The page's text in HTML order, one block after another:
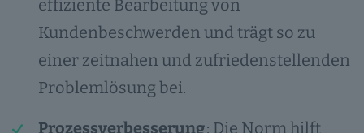
effiziente Bearbeitung von
Kundenbeschwerden und trägt so zu
einer zeitnahen und zufriedenstellenden
Problemlösung bei.
Prozessverbesserung: Die Norm hilft